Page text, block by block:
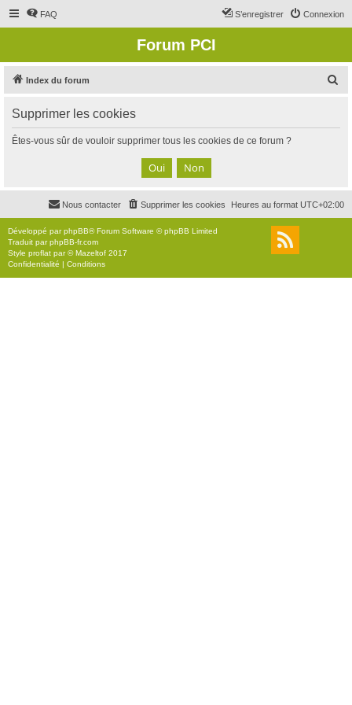
FAQ Connexion
S’enregistrer
Forum PCI
Index du forum
c
Supprimer les cookies
Êtes-vous sûr de vouloir supprimer tous les cookies de ce forum ?
Heures au format UTC+02:00
Supprimer les cookies
Nous contacter
Développé parphpBB® Forum Software © phpBB Limited
Traduit parphpBB-fr.com
Style proflat par ©Mazeltof 2017
Confidentialité | Conditions